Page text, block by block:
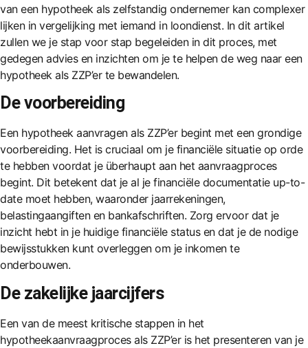
van een hypotheek als zelfstandig ondernemer kan complexer
lijken in vergelijking met iemand in loondienst. In dit artikel
zullen we je stap voor stap begeleiden in dit proces, met
gedegen advies en inzichten om je te helpen de weg naar een
hypotheek als ZZP’er te bewandelen.
De voorbereiding
Een hypotheek aanvragen als ZZP’er begint met een grondige
voorbereiding. Het is cruciaal om je financiële situatie op orde
te hebben voordat je überhaupt aan het aanvraagproces
begint. Dit betekent dat je al je financiële documentatie up-to-
date moet hebben, waaronder jaarrekeningen,
belastingaangiften en bankafschriften. Zorg ervoor dat je
inzicht hebt in je huidige financiële status en dat je de nodige
bewijsstukken kunt overleggen om je inkomen te
onderbouwen.
De zakelijke jaarcijfers
Een van de meest kritische stappen in het
hypotheekaanvraagproces als ZZP’er is het presenteren van je